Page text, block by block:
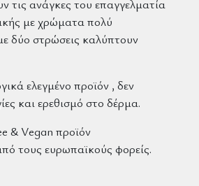
τις ανάγκες του επαγγελματία
με χρώματα πολύ
δύο στρώσεις καλύπτουν
ελεγμένο προϊόν , δεν
και ερεθισμό στο δέρμα.
& Vegan προϊόν
τους ευρωπαϊκούς φορείς.